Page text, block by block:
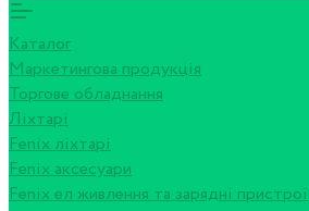
Каталог
Маркетингова продукція
Торгове обладнання
Ліхтарі
Fenix ліхтарі
Fenix аксесуари
Fenix ел живлення та зарядні пристрої